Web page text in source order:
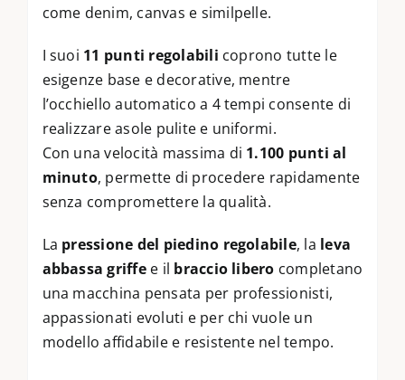
come denim, canvas e similpelle.
I suoi 11 punti regolabili coprono tutte le
esigenze base e decorative, mentre
l’occhiello automatico a 4 tempi consente di
realizzare asole pulite e uniformi.
Con una velocità massima di 1.100 punti al
minuto, permette di procedere rapidamente
senza compromettere la qualità.
La pressione del piedino regolabile, la leva
abbassa griffee il braccio libero completano
una macchina pensata per professionisti,
appassionati evoluti e per chi vuole un
modello affidabile e resistente nel tempo.